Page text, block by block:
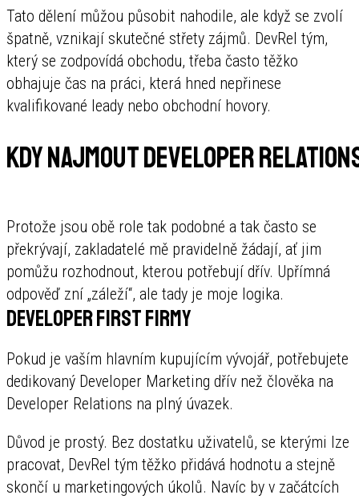
Tato dělení můžou působit nahodile, ale když se zvolí
špatně, vznikají skutečné střety zájmů. DevRel tým,
který se zodpovídá obchodu, třeba často těžko
obhajuje čas na práci, která hned nepřinese
kvalifikované leady nebo obchodní hovory.
Kdy najmout Developer
Protože jsou obě role tak podobné a tak často se
překrývají, zakladatelé mě pravidelně žádají, ať jim
pomůžu rozhodnout, kterou potřebují dřív. Upřímná
odpověď zní „záleží“, ale tady je moje logika.
Developer first firmy
Pokud je vaším hlavním kupujícím vývojář, potřebujete
dedikovaný Developer Marketing dřív než člověka na
Developer Relations na plný úvazek.
Důvod je prostý. Bez dostatku uživatelů, se kterými lze
pracovat, DevRel tým těžko přidává hodnotu a stejně
skončí u marketingových úkolů. Navíc by v začátcích